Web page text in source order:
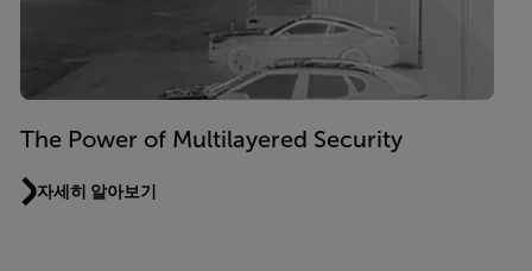
The Power of Multilayered Security
자세히 알아보기